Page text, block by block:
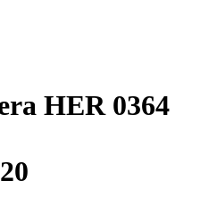
HER 0364